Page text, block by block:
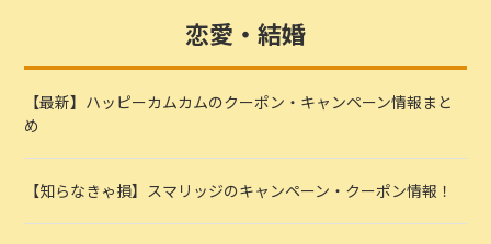
恋愛・結婚
【最新】ハッピーカムカムのクーポン・キャンペーン情報まと
め
【知らなきゃ損】スマリッジのキャンペーン・クーポン情報！